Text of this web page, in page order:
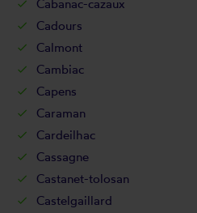
Cabanac-cazaux
Cadours
Calmont
Cambiac
Capens
Caraman
Cardeilhac
Cassagne
Castanet-tolosan
Castelgaillard